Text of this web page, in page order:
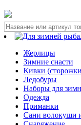
Жерлицы
Зимние снасти
Кивки
Ледобуры
Наборы для
Одежда
Приманки
Сани волокуши